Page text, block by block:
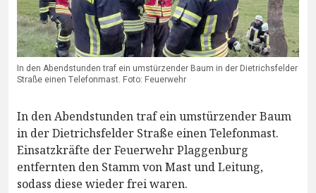
In den Abendstunden traf ein umstürzender Baum in der Dietrichsfelder
Straße einen Telefonmast. Foto: Feuerwehr
In den Abendstunden traf ein umstürzender Baum
in der Dietrichsfelder Straße einen Telefonmast.
Einsatzkräfte der Feuerwehr Plaggenburg
entfernten den Stamm von Mast und Leitung,
sodass diese wieder frei waren.